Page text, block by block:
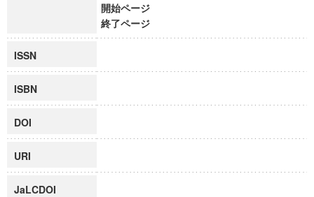
開始ページ
終了ページ
ISSN
ISBN
DOI
URI
JaLCDOI